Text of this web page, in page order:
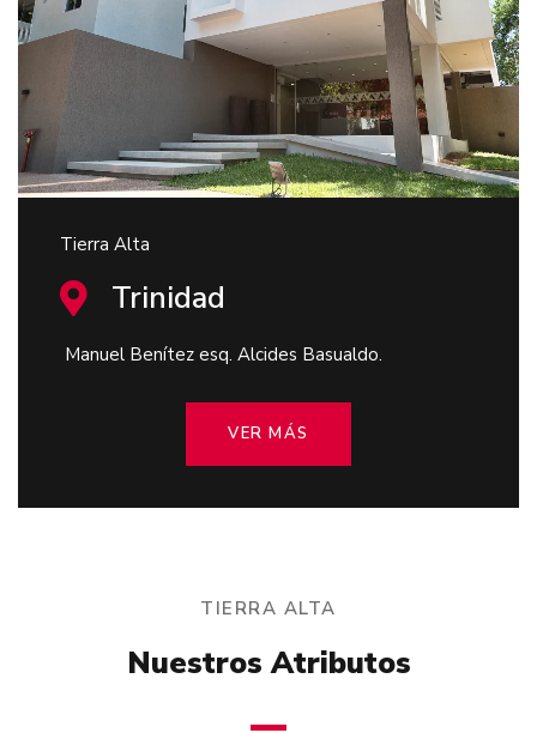
Tierra Alta
Trinidad
Manuel Benítez esq. Alcides Basualdo.
VER MÁS
TIERRA ALTA
Nuestros Atributos